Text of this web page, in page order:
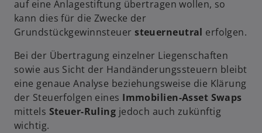
auf eine Anlagestiftung übertragen wollen, so
kann dies für die Zwecke der
Grundstückgewinnsteuersteuerneutral erfolgen.
Bei der Übertragung einzelner Liegenschaften
sowie aus Sicht der Handänderungssteuern bleibt
eine genaue Analyse beziehungsweise die Klärung
der Steuerfolgen eines Immobilien-Asset Swaps
mittels Steuer-Ruling jedoch auch zukünftig
wichtig.